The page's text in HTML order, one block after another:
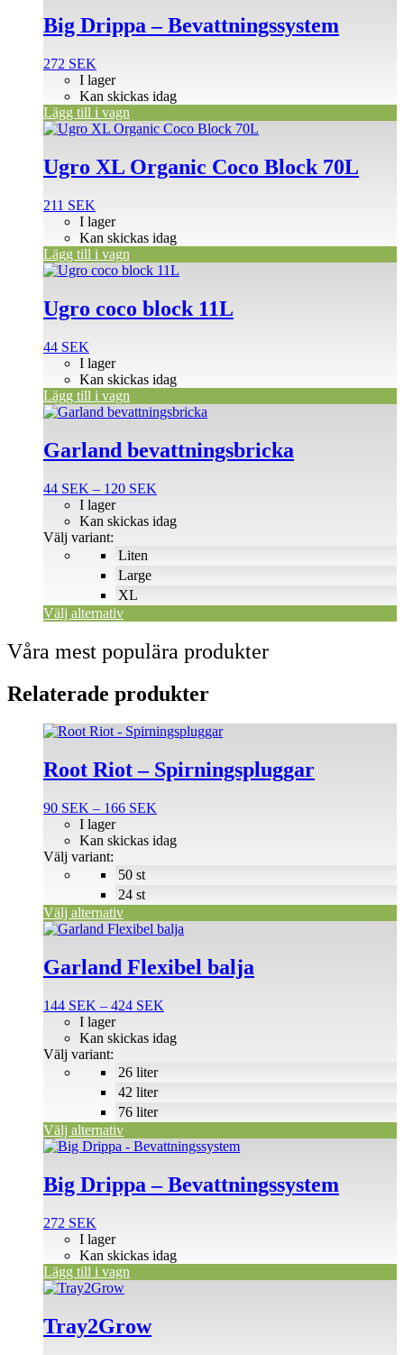
Big Drippa – Bevattningssystem
272 SEK
I lager
Kan skickas idag
Lägg till i vagn
Ugro XL Organic Coco Block 70L
211 SEK
I lager
Kan skickas idag
Lägg till i vagn
Ugro coco block 11L
44 SEK
I lager
Kan skickas idag
Lägg till i vagn
Garland bevattningsbricka
44 SEK – 120 SEK
till
Liten
Large
XL
I lager
Kan skickas idag
Välj variant:
Välj alternativ
Den
produkten
har
varianter.
olika
alternativen
produktsidan
Våra mest populära produkter
Relaterade produkter
Root Riot – Spirningspluggar
90 SEK – 166 SEK
till
50 st
24 st
I lager
Kan skickas idag
Välj variant:
Välj alternativ
Den
produkten
har
varianter.
olika
alternativen
på
produktsidan
Garland Flexibel balja
144 SEK – 424 SEK
till
26 liter
42 liter
76 liter
I lager
Kan skickas idag
Välj variant:
Välj alternativ
Den
produkten
har
varianter.
olika
alternativen
produktsidan
Big Drippa – Bevattningssystem
272 SEK
I lager
Kan skickas idag
Lägg till i vagn
Tray2Grow